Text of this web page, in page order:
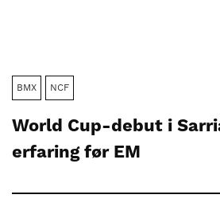
BMX NCF
World Cup-debut i
erfaring før EM